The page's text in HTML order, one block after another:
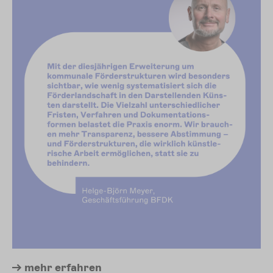
mehr erfahren